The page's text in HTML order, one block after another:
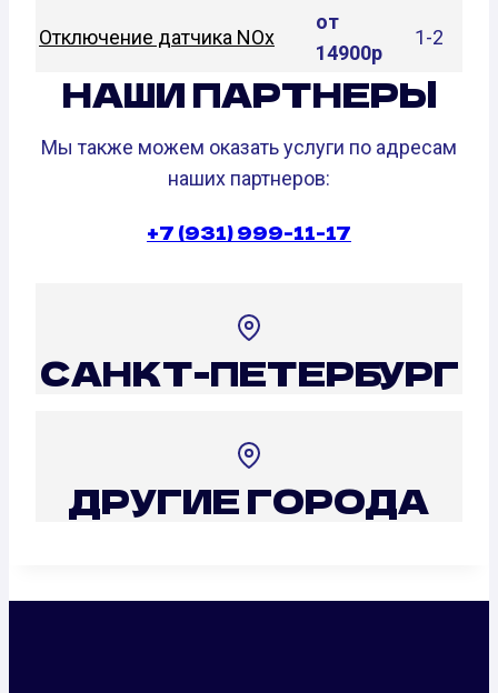
Отключение датчика NOx
от
14900р
1-2
НАШИ ПАРТНЕРЫ
Мы также можем оказать услуги по адресам
наших партнеров:
+7 (931) 999-11-17
САНКТ-ПЕТЕРБУРГ
ДРУГИЕ ГОРОДА